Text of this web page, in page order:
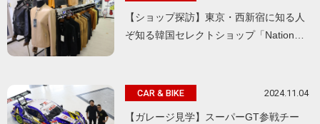
【ショップ探訪】東京・西新宿に知る人
ぞ知る韓国セレクトショップ「Nation…
CAR & BIKE 2024.11.04
【ガレージ見学】スーパーGT参戦チー